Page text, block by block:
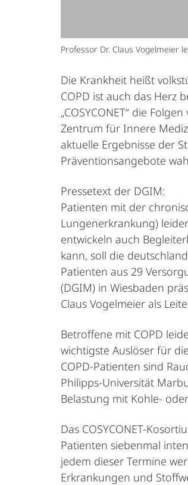
Professor Dr. Claus Vogelmeier
Die Krankheit heißt
COPD ist auch das Herz
„COSYCONET“ die
Zentrum für Innere
aktuelle Ergebnisse der
Präventionsangebote
Pressetext der DGIM:
Patienten mit der
Lungenerkrankung)
entwickeln auch
kann, soll die
Patienten aus 29
(DGIM) in Wiesbaden
Claus Vogelmeier als
Betroffene mit COPD
wichtigste Auslöser für
COPD-Patienten sind
Philipps-Universität
Belastung mit Kohle-
Das COSYCONET-
Patienten siebenmal
jedem dieser Termine
Erkrankungen und